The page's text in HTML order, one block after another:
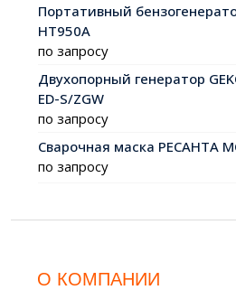
Портативный
HT950A
по запросу
Двухопорный генератор
ED-S/ZGW
по запросу
Сварочная маска РЕСАНТА
по запросу
О КОМПАНИИ